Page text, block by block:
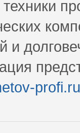
и
profi.ru